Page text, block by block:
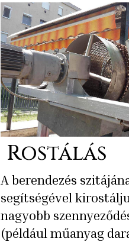
Rostálás
A berendezés
segítségével
nagyobb
(például műanyag